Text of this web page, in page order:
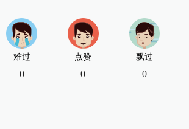
难过
0
点赞
0
飘过
0